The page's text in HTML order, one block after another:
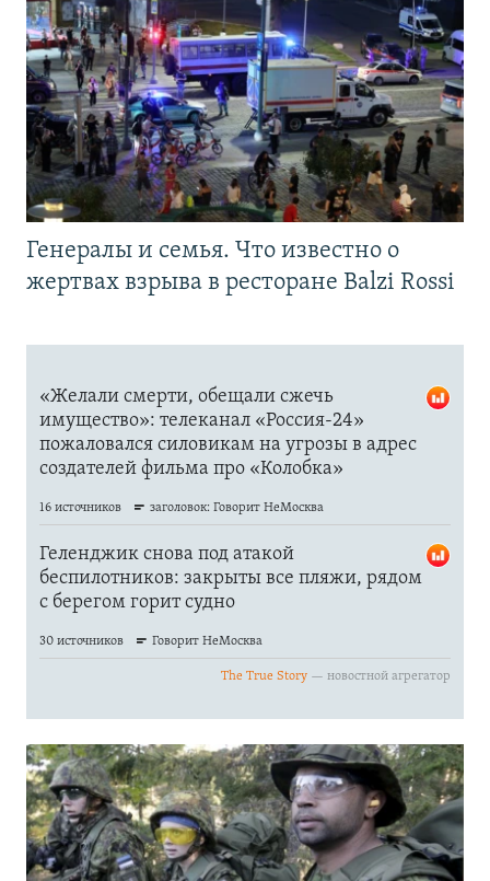
Генералы и семья. Что известно о
жертвах взрыва в ресторане Balzi Rossi